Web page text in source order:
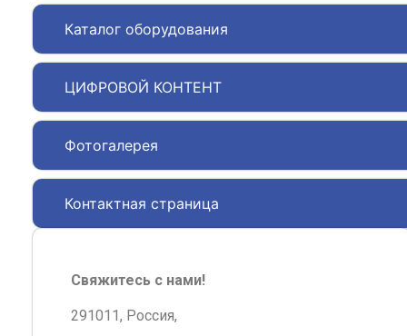
Каталог оборудования
ЦИФРОВОЙ КОНТЕНТ
Фотогалерея
Контактная страница
Свяжитесь с нами!
291011, Россия,